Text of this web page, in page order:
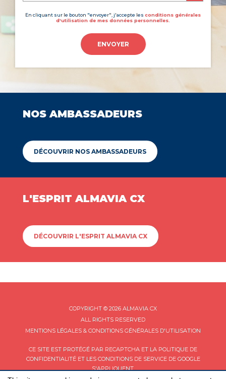
En cliquant sur le bouton "envoyer", j'accepte les conditions générales
d'utilisation de mes données personnelles.
ENVOYER
NOS AMBASSADEURS
DÉCOUVRIR NOS AMBASSADEURS
L'ESPRIT ALMAVIA CX
DÉCOUVRIR L'ESPRIT ALMAVIA CX
COPYRIGHT © 2026 ALMAVIA CX
ALL RIGHTS RESERVED
MENTIONS LÉGALES & CONDITIONS GÉNÉRALES D'UTILISATION
CE SITE EST PROTÉGÉ PAR RECAPTCHA ET LA POLITIQUE DE
CONFIDENTIALITÉET LES CONDITIONS DE SERVICEDE GOOGLE
S'APPLIQUENT.